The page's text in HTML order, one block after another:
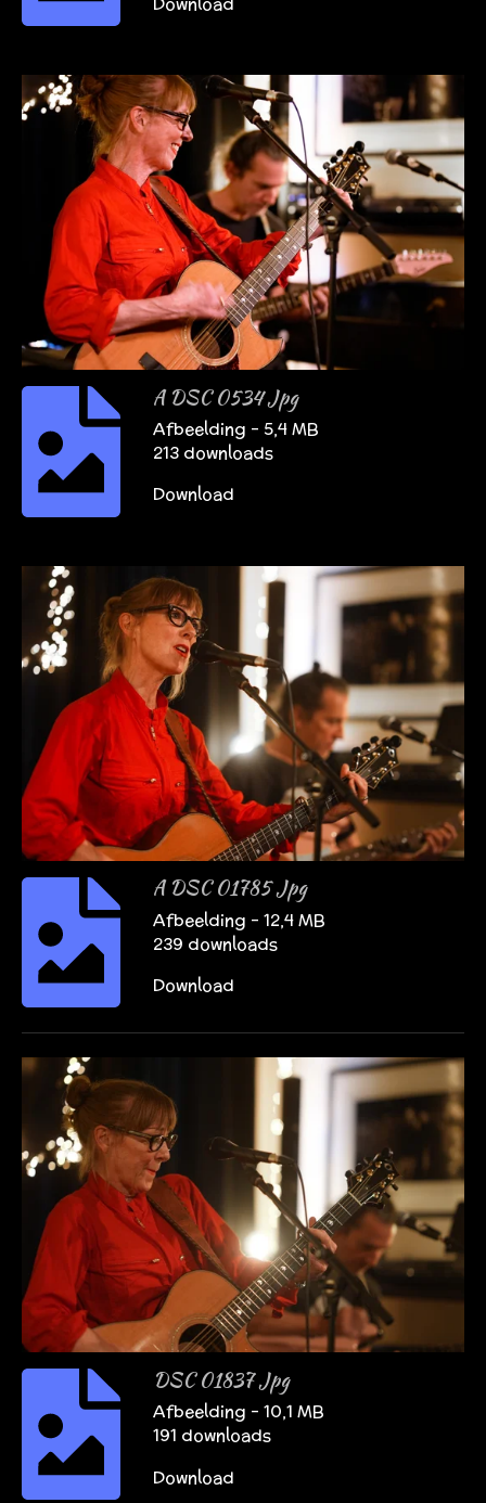
A DSC 0534 Jpg
Afbeelding – 5,4 MB
213 downloads
Download
A DSC 01785 Jpg
Afbeelding – 12,4 MB
239 downloads
Download
DSC 01837 Jpg
Afbeelding – 10,1 MB
191 downloads
Download